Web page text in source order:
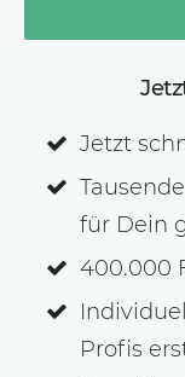
Jetzt
für Dein
400.000
Profis